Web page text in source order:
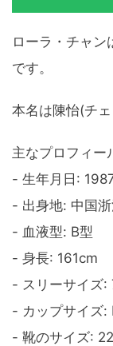
ローラ・チャン
です。
本名は陳怡(チェ
主なプロフィー
- 生年月日:
- 出身地: 中国
- 血液型: B型
- 身長: 161cm
- スリーサイズ
- カップサイズ:
- 靴のサイズ: